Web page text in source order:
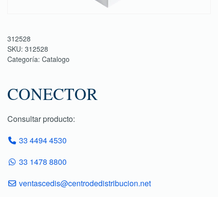
312528
SKU: 312528
Categoría: Catalogo
CONECTOR
Consultar producto:
33 4494 4530
33 1478 8800
ventascedis@centrodedistribucion.net